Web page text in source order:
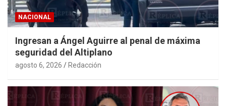
NACIONAL
Ingresan a Ángel Aguirre al penal de máxima
seguridad del Altiplano
agosto 6, 2026 Redacción